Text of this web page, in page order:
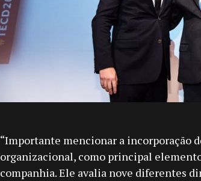
“Importante mencionar a incorporação
organizacional, como principal
companhia. Ele avalia nove diferentes